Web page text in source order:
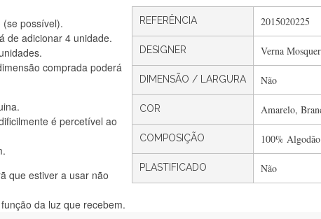
possível).
de adicionar 4 unidade.
comprada poderá
é percetível ao
que estiver a usar não
da luz que recebem.
REFERÊNCIA 2015020225
DESIGNER Verna
DIMENSÃO / LARGURA Não
COR Amarelo,
COMPOSIÇÃO 100% Algodão
PLASTIFICADO Não
Silvia Lopes
direitinha. Rapidez e segurança. Volto a encomendar.
Silvia André
Gostei ,Serviço bastante rápido. recomendo
Filipa Freire